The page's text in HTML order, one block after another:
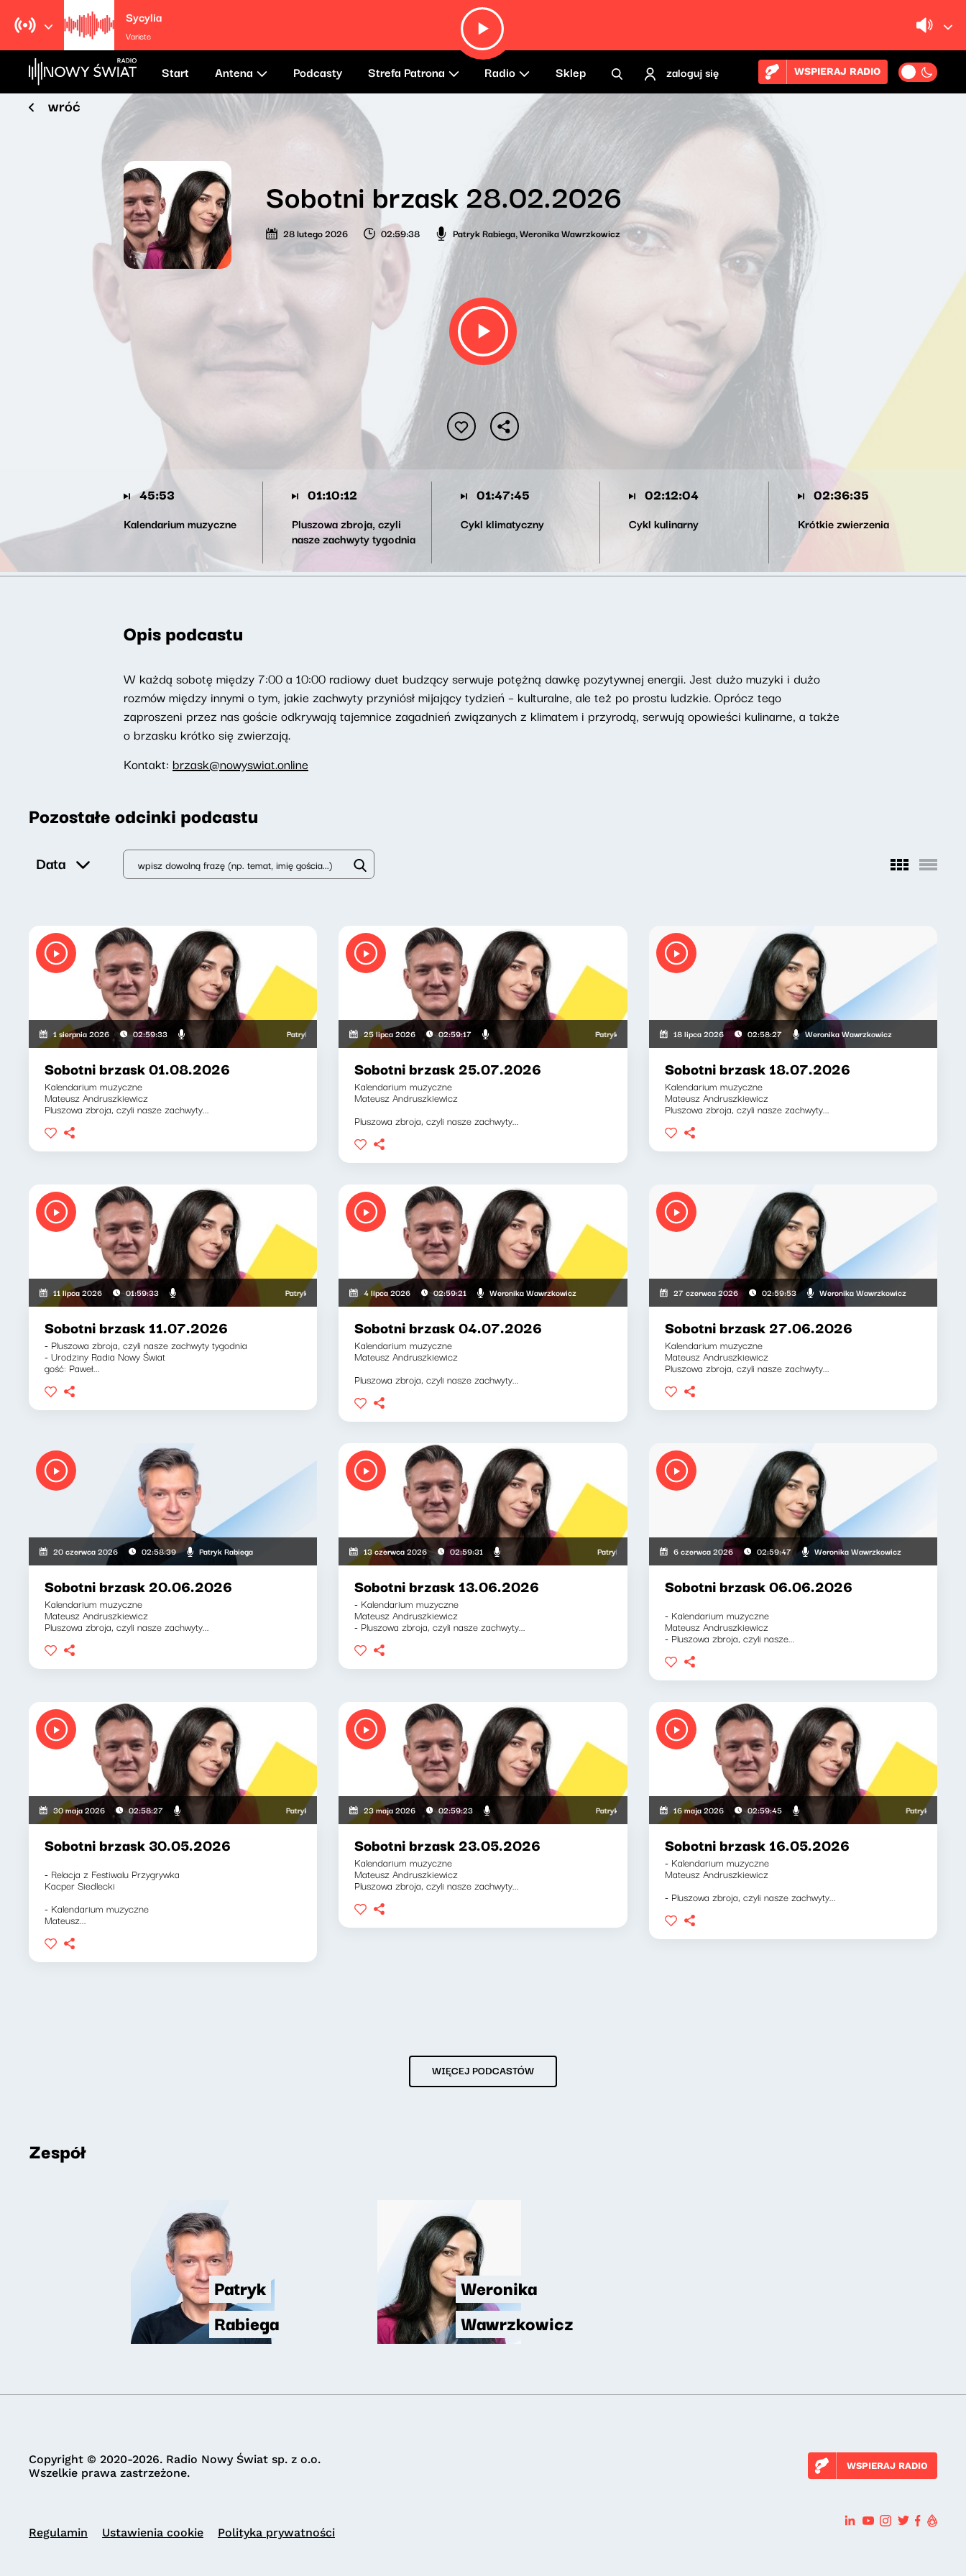
Sycylia
Variete
Start Antena Podcasty Strefa Patrona Radio Sklep zaloguj się WSPIERAJ RADIO
wróć
Sobotni brzask 28.02.2026
28 lutego 2026 02:59:38 Patryk Rabiega,Weronika Wawrzkowicz
45:53
Kalendarium muzyczne
01:10:12
Pluszowa zbroja, czyli
nasze zachwyty tygodnia
01:47:45
Cykl klimatyczny
02:12:04
Cykl kulinarny
02:36:35
Krótkie zwierzenia
Opis podcastu
W każdą sobotę między 7:00 a 10:00 radiowy duet budzący serwuje potężną dawkę pozytywnej energii. Jest dużo muzyki i dużo
rozmów między innymi o tym, jakie zachwyty przyniósł mijający tydzień – kulturalne, ale też po prostu ludzkie. Oprócz tego
zaproszeni przez nas goście odkrywają tajemnice zagadnień związanych z klimatem i przyrodą, serwują opowieści kulinarne, a także
o brzasku krótko się zwierzają.
Kontakt: brzask@nowyswiat.online
Pozostałe odcinki podcastu
Data
1 sierpnia 2026 02:59:33 Patryk Rabiega, Weronika Wawrzkowicz
Sobotni brzask 01.08.2026
Kalendarium muzyczne
Mateusz Andruszkiewicz
Pluszowa zbroja, czyli nasze zachwyty...
25 lipca 2026 02:59:17 Patryk Rabiega, Weronika Wawrzkowicz
Sobotni brzask 25.07.2026
Kalendarium muzyczne
Mateusz Andruszkiewicz
Pluszowa zbroja, czyli nasze zachwyty...
18 lipca 2026 02:58:27 Weronika Wawrzkowicz
Sobotni brzask 18.07.2026
Kalendarium muzyczne
Mateusz Andruszkiewicz
Pluszowa zbroja, czyli nasze zachwyty...
11 lipca 2026 01:59:33 Patryk Rabiega, Weronika Wawrzkowicz
Sobotni brzask 11.07.2026
- Pluszowa zbroja, czyli nasze zachwyty tygodnia
- Urodziny Radia Nowy Świat
gość: Paweł...
4 lipca 2026 02:59:21 Weronika Wawrzkowicz
Sobotni brzask 04.07.2026
Kalendarium muzyczne
Mateusz Andruszkiewicz
Pluszowa zbroja, czyli nasze zachwyty...
27 czerwca 2026 02:59:53 Weronika Wawrzkowicz
Sobotni brzask 27.06.2026
Kalendarium muzyczne
Mateusz Andruszkiewicz
Pluszowa zbroja, czyli nasze zachwyty...
20 czerwca 2026 02:58:39 Patryk Rabiega
Sobotni brzask 20.06.2026
Kalendarium muzyczne
Mateusz Andruszkiewicz
Pluszowa zbroja, czyli nasze zachwyty...
13 czerwca 2026 02:59:31 Patryk Rabiega, Weronika Wawrzkowicz
Sobotni brzask 13.06.2026
- Kalendarium muzyczne
Mateusz Andruszkiewicz
- Pluszowa zbroja, czyli nasze zachwyty...
6 czerwca 2026 02:59:47 Weronika Wawrzkowicz
Sobotni brzask 06.06.2026
- Kalendarium muzyczne
Mateusz Andruszkiewicz
- Pluszowa zbroja, czyli nasze...
30 maja 2026 02:58:27 Patryk Rabiega, Weronika Wawrzkowicz
Sobotni brzask 30.05.2026
- Relacja z Festiwalu Przygrywka
Kacper Siedlecki
- Kalendarium muzyczne
Mateusz...
23 maja 2026 02:59:23 Patryk Rabiega, Weronika Wawrzkowicz
Sobotni brzask 23.05.2026
Kalendarium muzyczne
Mateusz Andruszkiewicz
Pluszowa zbroja, czyli nasze zachwyty...
16 maja 2026 02:59:45 Patryk Rabiega,
Sobotni brzask 16.05.2026
- Kalendarium muzyczne
Mateusz Andruszkiewicz
- Pluszowa zbroja, czyli nasze zachwyty...
WIĘCEJ PODCASTÓW
Zespół
Patryk
Rabiega
Weronika
Wawrzkowicz
Copyright © 2020-2026. Radio Nowy Świat sp. z o.o.
Wszelkie prawa zastrzeżone.
WSPIERAJ RADIO
Regulamin Ustawienia cookie Polityka prywatności